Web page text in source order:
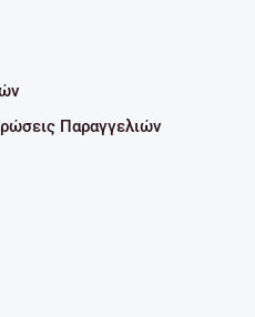
Παραγγελιών